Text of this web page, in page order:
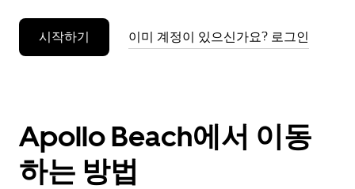
세
시작하기 이미 계정이 있으신가요? 로그인
Apollo Beach에서 이동
하는 방법